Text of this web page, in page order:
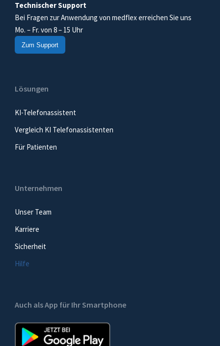
Technischer Support
Bei Fragen zur Anwendung von medflex erreichen Sie uns
Mo. – Fr. von 8 – 15 Uhr
Zum Support
Lösungen
KI-Telefonassistent
Vergleich KI Telefonassistenten
Für Patienten
Unternehmen
Unser Team
Karriere
Sicherheit
Hilfe
Auch als App für Ihr Smartphone